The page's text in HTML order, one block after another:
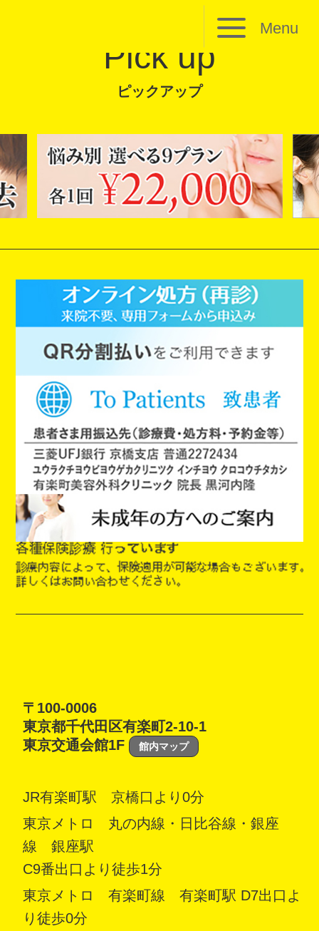
Menu
Pick up
ピックアップ
〒100-0006
東京都千代田区有楽町2-10-1
東京交通会館1F
館内マップ
JR有楽町駅 京橋口より0分
東京メトロ 丸の内線・日比谷線・銀座
線 銀座駅
C9番出口より徒歩1分
東京メトロ 有楽町線 有楽町駅 D7出口よ
り徒歩0分